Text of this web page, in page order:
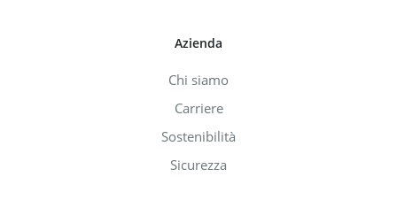
Azienda
Chi siamo
Carriere
Sostenibilità
Sicurezza